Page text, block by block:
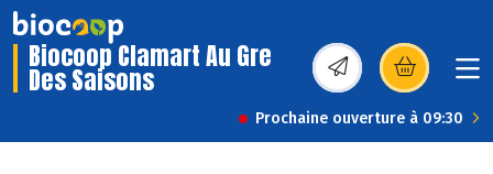
Biocoop Clamart Au Gre
Des Saisons (s’ouvre dans une
Prochaine ouverture à 09:30